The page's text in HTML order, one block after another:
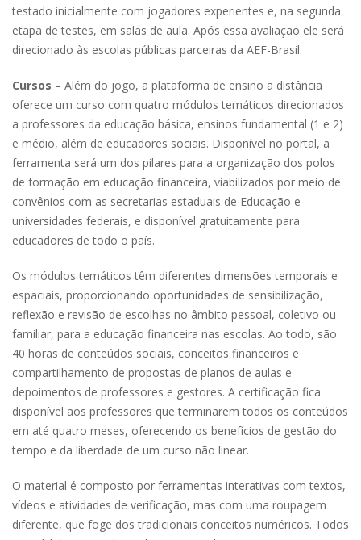
testado inicialmente com jogadores experientes e, na segunda
etapa de testes, em salas de aula. Após essa avaliação ele será
direcionado às escolas públicas parceiras da AEF-Brasil.
Cursos – Além do jogo, a plataforma de ensino a distância
oferece um curso com quatro módulos temáticos direcionados
a professores da educação básica, ensinos fundamental (1 e 2)
e médio, além de educadores sociais. Disponível no portal, a
ferramenta será um dos pilares para a organização dos polos
de formação em educação financeira, viabilizados por meio de
convênios com as secretarias estaduais de Educação e
universidades federais, e disponível gratuitamente para
educadores de todo o país.
Os módulos temáticos têm diferentes dimensões temporais e
espaciais, proporcionando oportunidades de sensibilização,
reflexão e revisão de escolhas no âmbito pessoal, coletivo ou
familiar, para a educação financeira nas escolas. Ao todo, são
40 horas de conteúdos sociais, conceitos financeiros e
compartilhamento de propostas de planos de aulas e
depoimentos de professores e gestores. A certificação fica
disponível aos professores que terminarem todos os conteúdos
em até quatro meses, oferecendo os benefícios de gestão do
tempo e da liberdade de um curso não linear.
O material é composto por ferramentas interativas com textos,
vídeos e atividades de verificação, mas com uma roupagem
diferente, que foge dos tradicionais conceitos numéricos. Todos